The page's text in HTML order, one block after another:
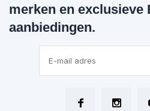
merken en exclusieve
aanbiedingen.